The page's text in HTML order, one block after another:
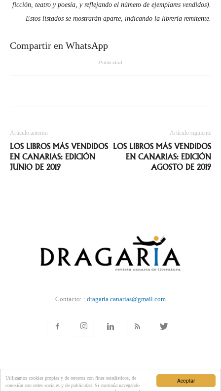
Aceptar
Utilizamos cookies propias y de terceros con fines estadísticos, de
conexión con redes sociales y de publicidad. Si continúa navegando
ficción, teatro y poesía, y reflejando el número de ejemplares vendidos).
Estos listados se mostrarán aparte, indicando la librería remitente.
Compartir en WhatsApp
- Publicidad -
Artículo anterior
LOS LIBROS MÁS VENDIDOS
EN CANARIAS: EDICIÓN
JUNIO DE 2019
Artículo siguiente
LOS LIBROS MÁS VENDIDOS
EN CANARIAS: EDICIÓN
AGOSTO DE 2019
Contacto: : dragaria.canarias@gmail.com
COOKIES